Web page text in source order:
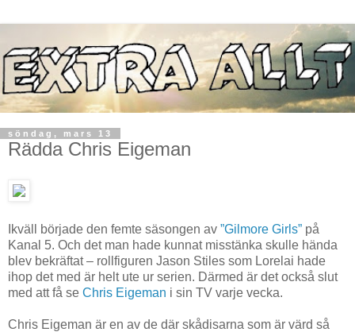
söndag, mars 13
Rädda Chris Eigeman
Ikväll började den femte säsongen av ”Gilmore Girls” på
Kanal 5. Och det man hade kunnat misstänka skulle hända
blev bekräftat – rollfiguren Jason Stiles som Lorelai hade
ihop det med är helt ute ur serien. Därmed är det också slut
med att få se Chris Eigeman i sin TV varje vecka.
Chris Eigeman är en av de där skådisarna som är värd så